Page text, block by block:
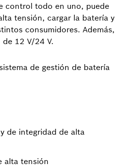
control todo en uno, puede
tensión, cargar la batería y
consumidores. Además,
12 V/24 V.
de gestión de batería
de integridad de alta
alta tensión